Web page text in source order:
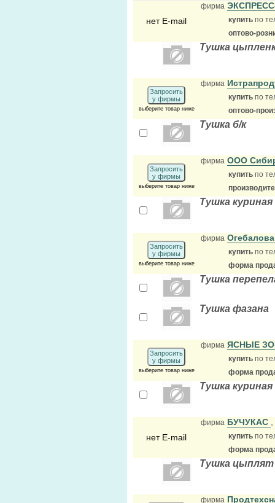
нет E-mail
фирма
купить по
оптово-
Тушка
Запросить
у фирмы
выберите товар ниже
фирма
купить по
оптово-
Тушка б/к
Запросить
у фирмы
выберите товар ниже
фирма ООО
купить по
Тушка
Запросить
у фирмы
выберите товар ниже
фирма
купить по
форма
Тушка
Тушка фазана
Запросить
у фирмы
выберите товар ниже
фирма ЯСНЫЕ
купить по
форма
Тушка
нет E-mail
фирма БУЧУКАС
купить по
форма
Тушка цыплят
фирма